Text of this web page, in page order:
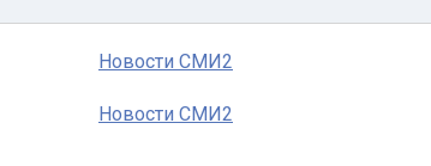
Новости СМИ2
Новости СМИ2